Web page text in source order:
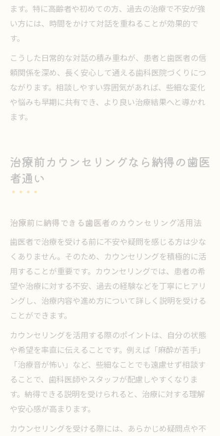
ます。特に高齢者や初めての方、過去の治療で不安が強
い方には、時間をかけて対話を重ねることが効果的で
す。
こうした日常的な対話の積み重ねが、患者と歯医者の信
頼関係を深め、長く安心して通える歯科医院づくりにつ
ながります。相談しやすい雰囲気があれば、些細な変化
や悩みも早期に共有でき、より良い治療結果へと導かれ
ます。
治療前カウンセリングなら納得の歯医
者通い
治療前に納得できる歯医者のカウンセリング活用法
歯医者で治療を受ける前に不安や疑問を感じる方は少な
くありません。そのため、カウンセリングを積極的に活
用することが重要です。カウンセリングでは、患者の希
望や治療に対する不安、過去の経験などを丁寧にヒアリ
ングし、治療内容や進め方について詳しく説明を受ける
ことができます。
カウンセリングを活用する際のポイントは、自分の状態
や希望を率直に伝えることです。例えば「麻酔が苦手」
「治療音が怖い」など、些細なことでも遠慮せず相談す
ることで、歯科医師やスタッフが配慮しやすくなりま
す。納得できる説明を受けられると、治療に対する理解
や安心感が高まります。
カウンセリングを受ける際には、あらかじめ疑問点や不